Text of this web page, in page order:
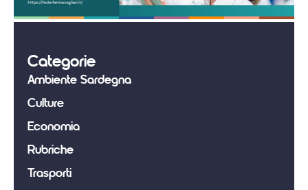
Categorie
Ambiente Sardegna
Culture
Economia
Rubriche
Trasporti